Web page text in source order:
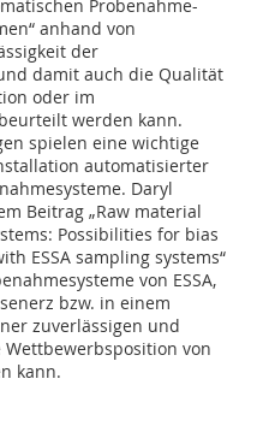
Probenahme-
anhand von
der
damit auch die Qualität
oder im
werden kann.
spielen eine wichtige
automatisierter
Daryl
Beitrag „Raw material
Possibilities for bias
ESSA sampling systems“
von ESSA,
bzw. in einem
zuverlässigen und
von
kann.